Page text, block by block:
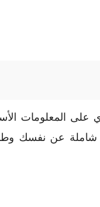
المعلومات
عن نفسك